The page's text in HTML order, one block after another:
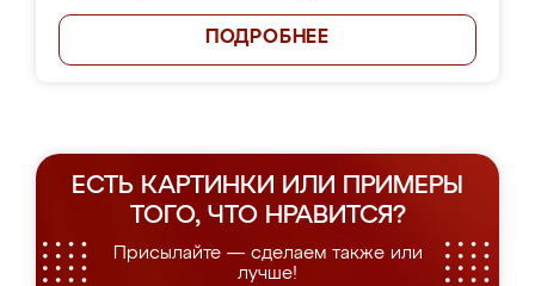
ПОДРОБНЕЕ
ЕСТЬ КАРТИНКИ ИЛИ ПРИМЕРЫ
ТОГО, ЧТО НРАВИТСЯ?
Присылайте — сделаем также или
лучше!